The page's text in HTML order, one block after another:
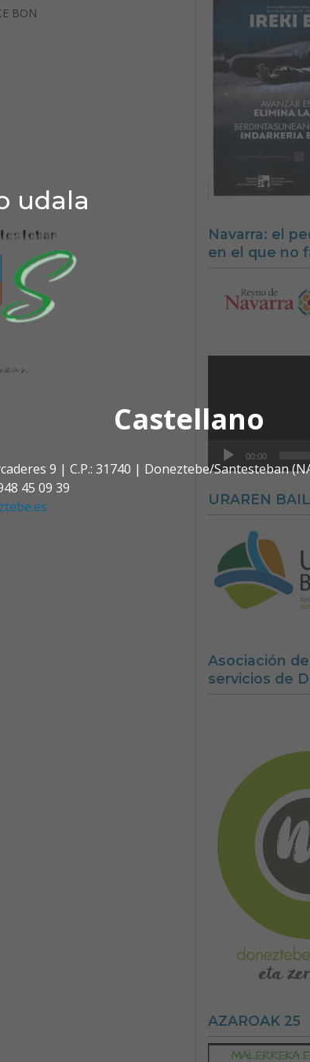
udala
Castellano
9 | C.P.: 31740 | Doneztebe/Santesteban
45 09 39
BON
Navarra: el
en el que no
00:00
URAREN
Asociación
servicios de
AZAROAK 25